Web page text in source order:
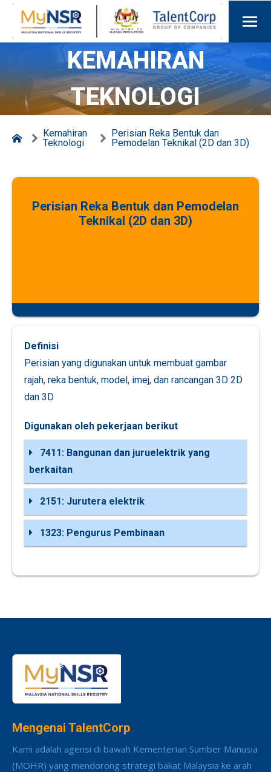
KEMAHIRAN
TEKNOLOGI
Kemahiran
Teknologi
Perisian Reka Bentuk dan
Pemodelan Teknikal (2D dan 3D)
Perisian Reka Bentuk dan Pemodelan
Teknikal (2D dan 3D)
Definisi
Perisian yang digunakan untuk membuat gambar
rajah, reka bentuk, model, imej, dan rancangan 3D 2D
dan 3D
Digunakan oleh pekerjaan berikut
7411: Bangunan dan juruelektrik yang
berkaitan
2151: Jurutera elektrik
1323: Pengurus Pembinaan
Mengenai TalentCorp
Kami adalah agensi di bawah Kementerian Sumber Manusia
(MOHR) yang mendorong strategi bakat Malaysia ke arah